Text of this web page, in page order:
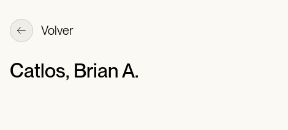
Volver
Catlos, Brian A.